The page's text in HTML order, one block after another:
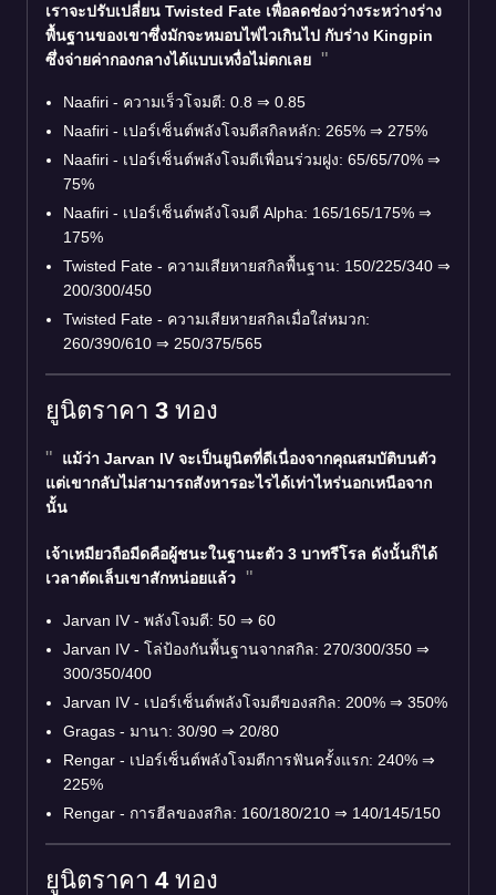
เราจะปรับเปลี่ยน Twisted Fate เพื่อลดช่องว่างระหว่างร่าง
พื้นฐานของเขาซึ่งมักจะหมอบไพ่ไวเกินไป กับร่าง Kingpin
ซึ่งจ่ายค่ากองกลางได้แบบเหงื่อไม่ตกเลย
Naafiri - ความเร็วโจมตี: 0.8 ⇒ 0.85
Naafiri - เปอร์เซ็นต์พลังโจมตีสกิลหลัก: 265% ⇒ 275%
Naafiri - เปอร์เซ็นต์พลังโจมตีเพื่อนร่วมฝูง: 65/65/70% ⇒
75%
Naafiri - เปอร์เซ็นต์พลังโจมตี Alpha: 165/165/175% ⇒
175%
Twisted Fate - ความเสียหายสกิลพื้นฐาน: 150/225/340 ⇒
200/300/450
Twisted Fate - ความเสียหายสกิลเมื่อใส่หมวก:
260/390/610 ⇒ 250/375/565
ยูนิตราคา 3 ทอง
แม้ว่า Jarvan IV จะเป็นยูนิตที่ดีเนื่องจากคุณสมบัติบนตัว
แต่เขากลับไม่สามารถสังหารอะไรได้เท่าไหร่นอกเหนือจาก
นั้น
เจ้าเหมียวถือมีดคือผู้ชนะในฐานะตัว 3 บาทรีโรล ดังนั้นก็ได้
เวลาตัดเล็บเขาสักหน่อยแล้ว
Jarvan IV - พลังโจมตี: 50 ⇒ 60
Jarvan IV - โล่ป้องกันพื้นฐานจากสกิล: 270/300/350 ⇒
300/350/400
Jarvan IV - เปอร์เซ็นต์พลังโจมตีของสกิล: 200% ⇒ 350%
Gragas - มานา: 30/90 ⇒ 20/80
Rengar - เปอร์เซ็นต์พลังโจมตีการฟันครั้งแรก: 240% ⇒
225%
Rengar - การฮีลของสกิล: 160/180/210 ⇒ 140/145/150
ยูนิตราคา 4 ทอง